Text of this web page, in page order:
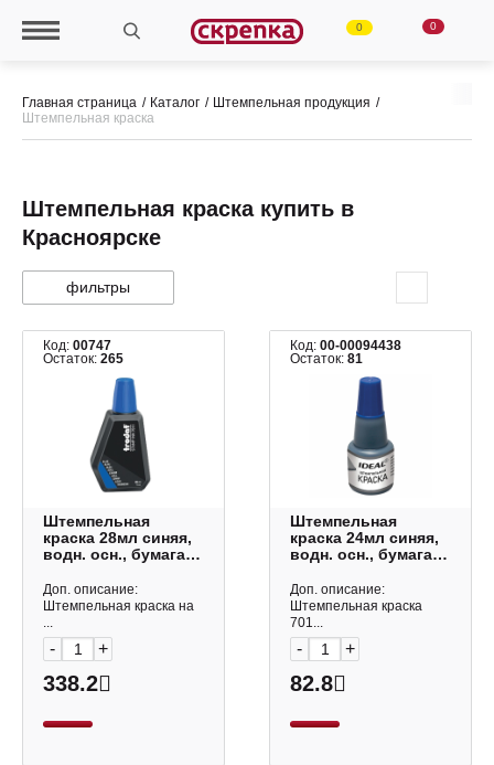
0 0
Главная страница Каталог
Штемпельная продукция
Штемпельная краска
Штемпельная краска купить в
Красноярске
фильтры
Код: 00747
Остаток: 265
Штемпельная
краска 28мл синяя,
водн. осн., бумага
Доп. описание:
Штемпельная краска на
...
- +
338.2
Код:00-00094438
Остаток:81
Штемпельная
краска 24мл синяя,
водн. осн., бумага
Доп. описание:
Штемпельная краска
701...
- +
82.8